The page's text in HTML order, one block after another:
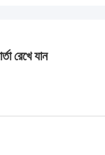
রেখে যান